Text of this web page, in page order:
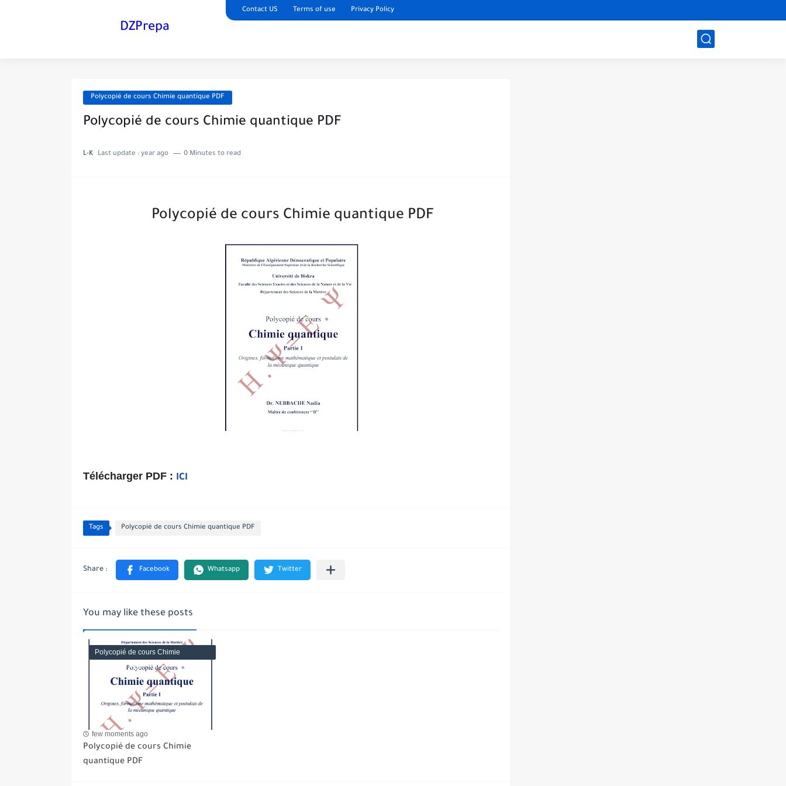
Contact US Terms of use Privacy Policy
DZPrepa
Polycopié de cours Chimie quantique PDF
Polycopié de cours Chimie quantique PDF
L-K Last update : year ago 0 Minutes to read
Polycopié de cours Chimie quantique PDF
Télécharger PDF : ICI
Tags Polycopié de cours Chimie quantique PDF
You may like these posts
Polycopié de cours Chimie
quantique PDF
few moments ago
Polycopié de cours Chimie
quantique PDF